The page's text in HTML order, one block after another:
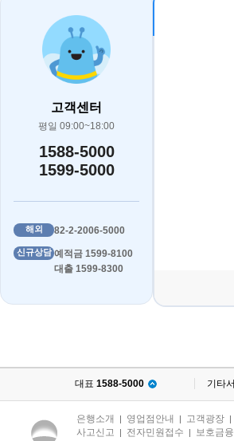
고객센터
평일 09:00~18:00
1588-5000
1599-5000
해외 82-2-2006-5000
신규상담 예적금 1599-8100
대출 1599-8300
대표 1588-5000 기타
은행소개 | 영업점안내 | 고객광장 |
사고신고 | 전자민원접수 | 보호금